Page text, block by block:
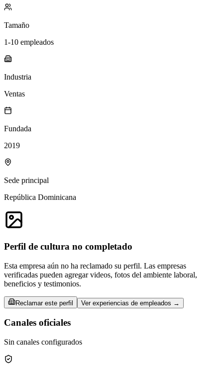
Tamaño
1-10 empleados
Industria
Ventas
Fundada
2019
Sede principal
República Dominicana
Perfil de cultura no completado
Esta empresa aún no ha reclamado su perfil. Las empresas
verificadas pueden agregar videos, fotos del ambiente laboral,
beneficios y testimonios.
Reclamar este perfil Ver experiencias de empleados →
Canales oficiales
Sin canales configurados